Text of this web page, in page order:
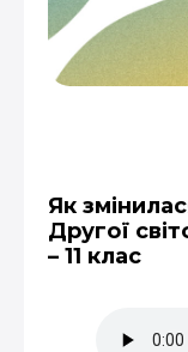
Як
Другої
– 11 клас